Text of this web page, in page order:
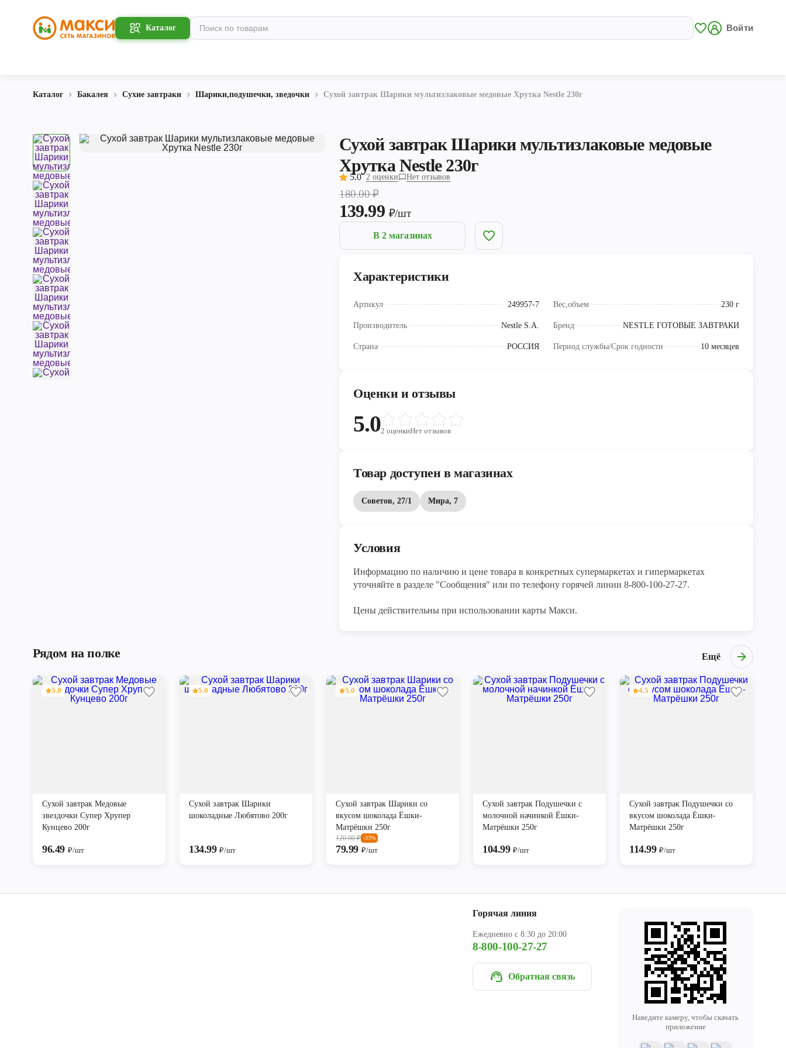
Каталог Войти
Каталог Бакалея Сухие завтраки Шарики,подушечки, зведочки Сухой завтрак Шарики мультизлаковые медовые Хрутка Nestle 230г
Сухой завтрак Шарики мультизлаковые медовые
Хрутка Nestle 230г
5.0 2 оценки Нет отзывов
180.00₽
139.99 ₽/шт
В 2 магазинах
Характеристики
Артикул 249957-7 Вес,объем 230 г
Производитель Nestle S.A. Бренд NESTLE ГОТОВЫЕ ЗАВТРАКИ
Страна РОССИЯ Период службы/Срок годности 10 месяцев
Оценки и отзывы
5.02 оценкиНет отзывов
Товар доступен в магазинах
Советов, 27/1 Мира, 7
Условия
Информацию по наличию и цене товара в конкретных супермаркетах и гипермаркетах
уточняйте в разделе "Сообщения" или по телефону горячей линии 8-800-100-27-27.
Цены действительны при использовании карты Макси.
Рядом на полке Ещё
5.0
Сухой завтрак Медовые
звездочки Супер Хрупер
Кунцево 200г
96.49 ₽/шт
5.0
Сухой завтрак Шарики
шоколадные Любятово 200г
134.99₽/шт
5.0
Сухой завтрак Шарики со
вкусом шоколада Ёшки-
Матрёшки 250г
120.00₽ -33%
79.99 ₽/шт
Сухой завтрак Подушечки с
молочной начинкой Ёшки-
Матрёшки 250г
104.99₽/шт
4.5
Сухой завтрак Подушечки со
вкусом шоколада Ёшки-
Матрёшки 250г
114.99₽/шт
Горячая линия
Ежедневно с 8:30 до 20:00
8-800-100-27-27
Обратная связь
Наведите камеру, чтобы скачать
приложение